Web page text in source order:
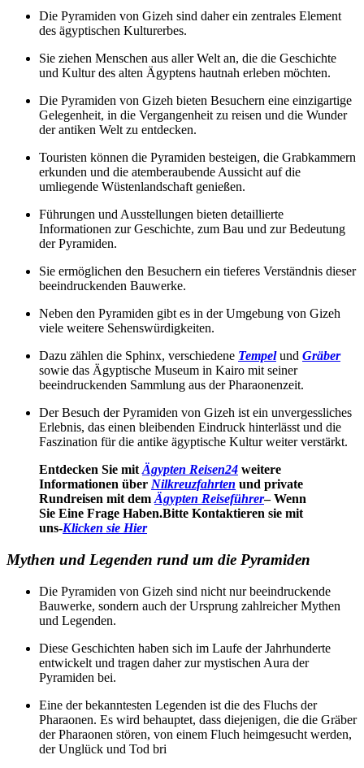
Die Pyramiden von Gizeh sind daher ein zentrales Element
des ägyptischen Kulturerbes.
Sie ziehen Menschen aus aller Welt an, die die Geschichte
und Kultur des alten Ägyptens hautnah erleben möchten.
Die Pyramiden von Gizeh bieten Besuchern eine einzigartige
Gelegenheit, in die Vergangenheit zu reisen und die Wunder
der antiken Welt zu entdecken.
Touristen können die Pyramiden besteigen, die Grabkammern
erkunden und die atemberaubende Aussicht auf die
umliegende Wüstenlandschaft genießen.
Führungen und Ausstellungen bieten detaillierte
Informationen zur Geschichte, zum Bau und zur Bedeutung
der Pyramiden.
Sie ermöglichen den Besuchern ein tieferes Verständnis dieser
beeindruckenden Bauwerke.
Neben den Pyramiden gibt es in der Umgebung von Gizeh
viele weitere Sehenswürdigkeiten.
Dazu zählen die Sphinx, verschiedene Tempelund Gräber
sowie das Ägyptische Museum in Kairo mit seiner
beeindruckenden Sammlung aus der Pharaonenzeit.
Der Besuch der Pyramiden von Gizeh ist ein unvergessliches
Erlebnis, das einen bleibenden Eindruck hinterlässt und die
Faszination für die antike ägyptische Kultur weiter verstärkt.
Entdecken Sie mitÄgypten Reisen24 weitere
Informationen über Nilkreuzfahrten und private
Rundreisen mit demÄgypten Reiseführer– Wenn
Sie Eine Frage Haben.Bitte Kontaktieren sie mit
uns-Klicken sie Hier
Mythen und Legenden rund um die Pyramiden
Die Pyramiden von Gizeh sind nicht nur beeindruckende
Bauwerke, sondern auch der Ursprung zahlreicher Mythen
und Legenden.
Diese Geschichten haben sich im Laufe der Jahrhunderte
entwickelt und tragen daher zur mystischen Aura der
Pyramiden bei.
Eine der bekanntesten Legenden ist die des Fluchs der
Pharaonen. Es wird behauptet, dass diejenigen, die die Gräber
der Pharaonen stören, von einem Fluch heimgesucht werden,
der Unglück und Tod bri